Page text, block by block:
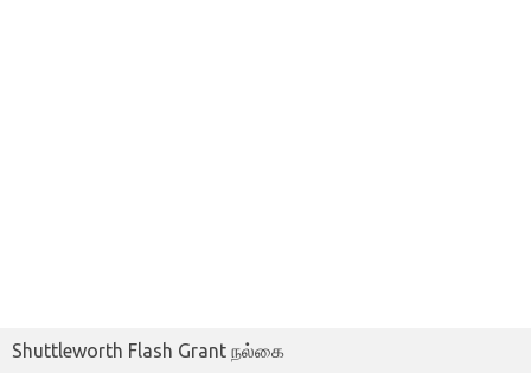
Shuttleworth Flash Grant நல்கை